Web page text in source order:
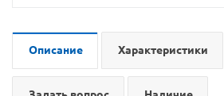
Описание Характеристики